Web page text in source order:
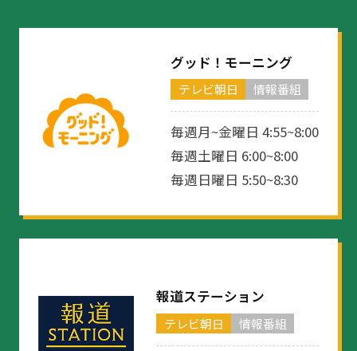
グッド！モーニング
テレビ朝日 情報番組
毎週月~金曜日 4:55~8:00
毎週土曜日 6:00~8:00
毎週日曜日 5:50~8:30
報道ステーション
テレビ朝日 情報番組